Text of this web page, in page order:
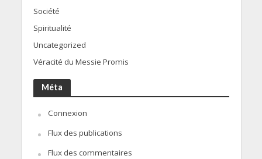
Société
Spiritualité
Uncategorized
Véracité du Messie Promis
Méta
Connexion
Flux des publications
Flux des commentaires